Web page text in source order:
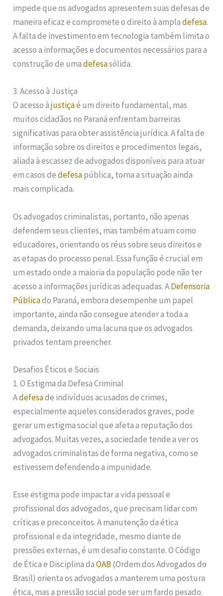
impede que os advogados apresentem suas defesas de
maneira eficaz e compromete o direito à ampladefesa.
A falta de investimento em tecnologia também limita o
acesso a informações e documentos necessários para a
construção de umadefesasólida.
3. Acesso à Justiça
O acesso àjustiçaé um direito fundamental, mas
muitos cidadãos no Paraná enfrentam barreiras
significativas para obter assistência jurídica. A falta de
informação sobre os direitos e procedimentos legais,
aliada à escassez de advogados disponíveis para atuar
em casos dedefesapública, torna a situação ainda
mais complicada.
Os advogados criminalistas, portanto, não apenas
defendem seus clientes, mas também atuam como
educadores, orientando os réus sobre seus direitos e
as etapas do processo penal. Essa função é crucial em
um estado onde a maioria da população pode não ter
acesso a informações jurídicas adequadas. ADefensoria
Públicado Paraná, embora desempenhe um papel
importante, ainda não consegue atender a toda a
demanda, deixando uma lacuna que os advogados
privados tentam preencher.
Desafios Éticos e Sociais
1. O Estigma da Defesa Criminal
Adefesade indivíduos acusados de crimes,
especialmente aqueles considerados graves, pode
gerar um estigma social que afeta a reputação dos
advogados. Muitas vezes, a sociedade tende a ver os
advogados criminalistas de forma negativa, como se
estivessem defendendo a impunidade.
Esse estigma pode impactar a vida pessoal e
profissional dos advogados, que precisam lidar com
críticas e preconceitos. A manutenção da ética
profissional e da integridade, mesmo diante de
pressões externas, é um desafio constante. O Código
de Ética e Disciplina daOAB(Ordem dos Advogados do
Brasil) orienta os advogados a manterem uma postura
ética, mas a pressão social pode ser um fardo pesado.